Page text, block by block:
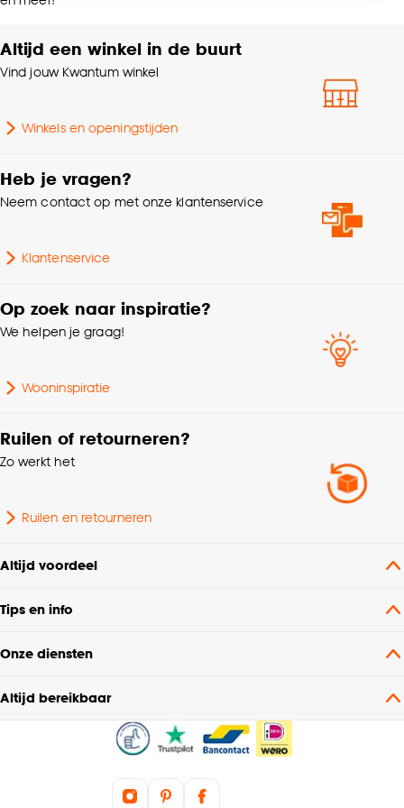
Goed om te weten is dat je deze keuze altijd nog
cookieverklaring.
% Verduisterend
Samenstelling
Altijd een winkel in de buurt
Vind jouw Kwantum winkel
Winkels en openingstijden
Heb je vragen?
Neem contact op met onze klantenservice
Klantenservice
Op zoek naar inspiratie?
We helpen je graag!
Wooninspiratie
Ruilen of retourneren?
Zo werkt het
Ruilen en retourneren
Altijd voordeel
Tips en info
Onze diensten
Altijd bereikbaar